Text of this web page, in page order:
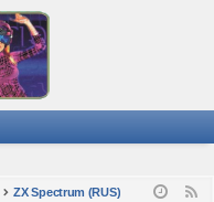
ZX Spectrum (RUS)